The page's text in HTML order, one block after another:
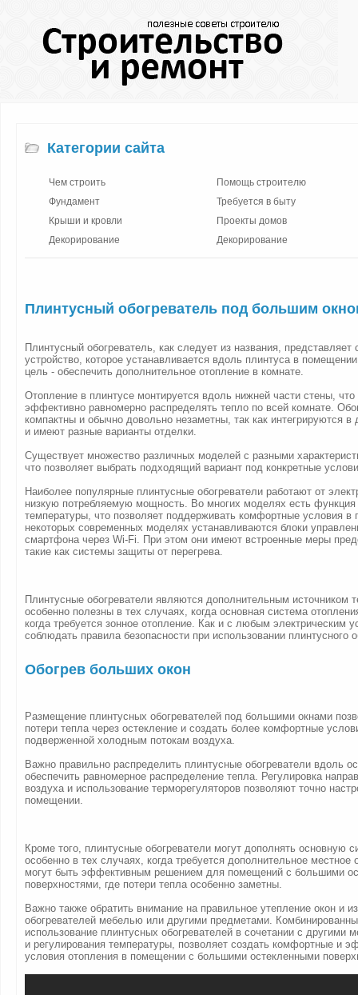
Категории сайта
Чем строить
Фундамент
Крыши и кровли
Декорирование
Помощь строителю
Требуется в быту
Проекты домов
Декорирование
Плинтусный обогреватель под большим
Плинтусный обогреватель, как следует из названия, представляет
устройство, которое устанавливается вдоль плинтуса в
цель - обеспечить дополнительное отопление в комнате.
Отопление в плинтусе монтируется вдоль нижней части стены,
эффективно равномерно распределять тепло по всей комнате.
компактны и обычно довольно незаметны, так как интегрируются
и имеют разные варианты отделки.
Существует множество различных моделей с разными
что позволяет выбрать подходящий вариант под конкретные
Наиболее популярные плинтусные обогреватели работают от
низкую потребляемую мощность. Во многих моделях есть функция
температуры, что позволяет поддерживать комфортные условия
некоторых современных моделях устанавливаются блоки
смартфона через Wi-Fi. При этом они имеют встроенные меры
такие как системы защиты от перегрева.
Плинтусные обогреватели являются дополнительным источником
особенно полезны в тех случаях, когда основная система
когда требуется зонное отопление. Как и с любым электрическим
соблюдать правила безопасности при использовании плинтусного
Обогрев больших окон
Размещение плинтусных обогревателей под большими окнами
потери тепла через остекление и создать более комфортные
подверженной холодным потокам воздуха.
Важно правильно распределить плинтусные обогреватели вдоль
обеспечить равномерное распределение тепла. Регулировка
воздуха и использование терморегуляторов позволяют точно
помещении.
Кроме того, плинтусные обогреватели могут дополнять основную
особенно в тех случаях, когда требуется дополнительное местное
могут быть эффективным решением для помещений с большими
поверхностями, где потери тепла особенно заметны.
Важно также обратить внимание на правильное утепление окон и
обогревателей мебелью или другими предметами.
использование плинтусных обогревателей в сочетании с другими
и регулирования температуры, позволяет создать комфортные и
условия отопления в помещении с большими остекленными